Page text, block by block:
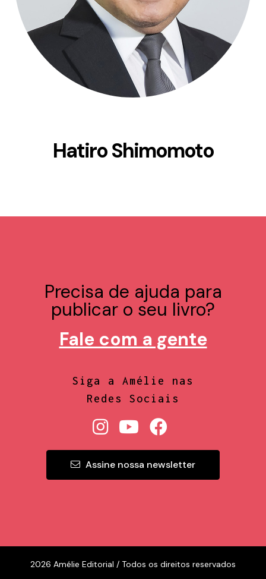
Hatiro Shimomoto
Precisa de ajuda para
publicar o seu livro?
Fale com a gente
Siga a Amélie nas
Redes Sociais
Assine nossa newsletter
2026 Amélie Editorial / Todos os direitos reservados